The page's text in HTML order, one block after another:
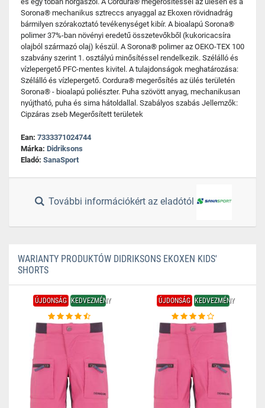
Sorona® mechanikus sztreccs anyaggal az Ekoxen rövidnadrág
bármilyen szórakoztató tevékenységet kibír. A bioalapú Sorona®
polimer 37%-ban növényi eredetű összetevőkből (kukoricacsíra
olajból származó olaj) készül. A Sorona® polimer az OEKO-TEX 100
szabvány szerint 1. osztályú minősítéssel rendelkezik. Szélálló és
vízlepergető PFC-mentes kivitel. A tulajdonságok meghatározása:
Szélálló és vízlepergető. Cordura® megerősítés az ülés területén
Sorona® - bioalapú poliészter. Puha szövött anyag, mechanikusan
nyújtható, puha és sima hátoldallal. Szabályos szabás Jellemzők:
Cipzáras zseb Megerősített területek
Ean: 7333371024744
Márka: Didriksons
Eladó: SanaSport
További információkért az eladótól
WARIANTY PRODUKTÓW DIDRIKSONS EKOXEN KIDS'
SHORTS
ÚJDONSÁG KEDVEZMÉNY ÚJDONSÁG KEDVEZMÉNY